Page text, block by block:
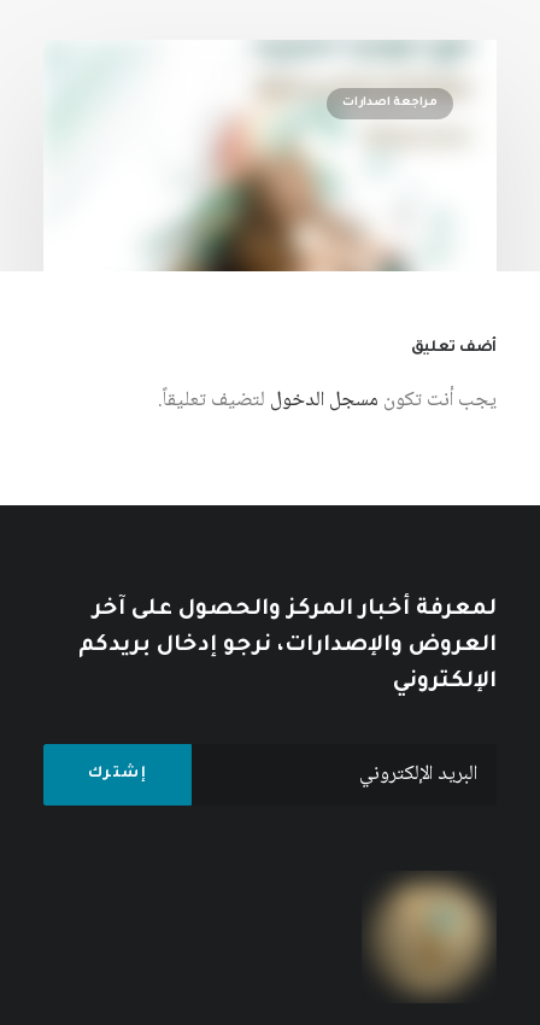
مراجعة اصدارات
7 أغسطس، 2026
أضف تعليق
يجب أنت تكون مسجل الدخول لتضيف تعليقاً.
لمعرفة أخبار المركز والحصول على آخر
العروض والإصدارات، نرجو إدخال بريدكم
الإلكتروني